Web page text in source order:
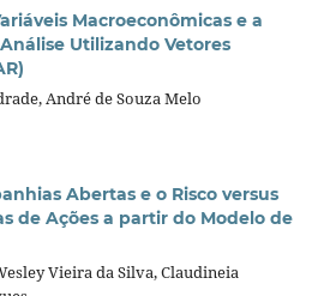
Macroeconômicas e a
Utilizando Vetores
André de Souza Melo
Abertas e o Risco versus
de Ações a partir do Modelo de
Vieira da Silva, Claudineia